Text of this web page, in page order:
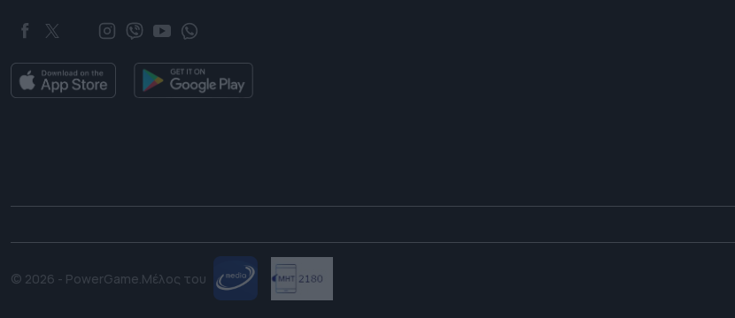
© 2026 - PowerGame.Μέλος του